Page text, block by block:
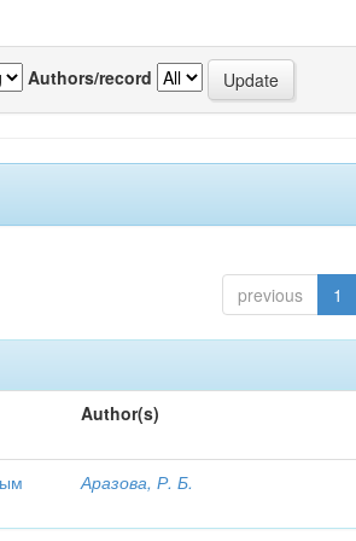
Authors/record
previous 1
Author(s)
Аразова, Р. Б.